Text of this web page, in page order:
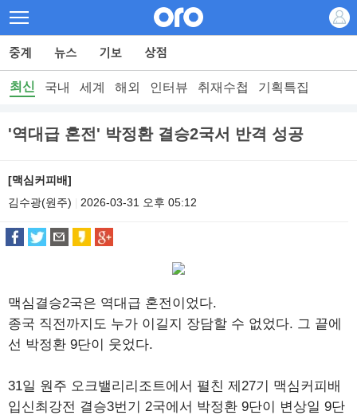
최신 국내 세계 해외 인터뷰 취재수첩 기획특집
'역대급 혼전' 박정환 결승2국서 반격 성공
[맥심커피배]
김수광(원주)
2026-03-31 오후 05:12
맥심결승2국은 역대급 혼전이었다.
종국 직전까지도 누가 이길지 장담할 수 없었다. 그 끝에
선 박정환 9단이 웃었다.
31일 원주 오크밸리리조트에서 펼친 제27기 맥심커피배
입신최강전 결승3번기 2국에서 박정환 9단이 변상일 9단